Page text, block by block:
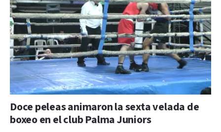
Doce peleas animaron la sexta velada de
boxeo en el club Palma Juniors